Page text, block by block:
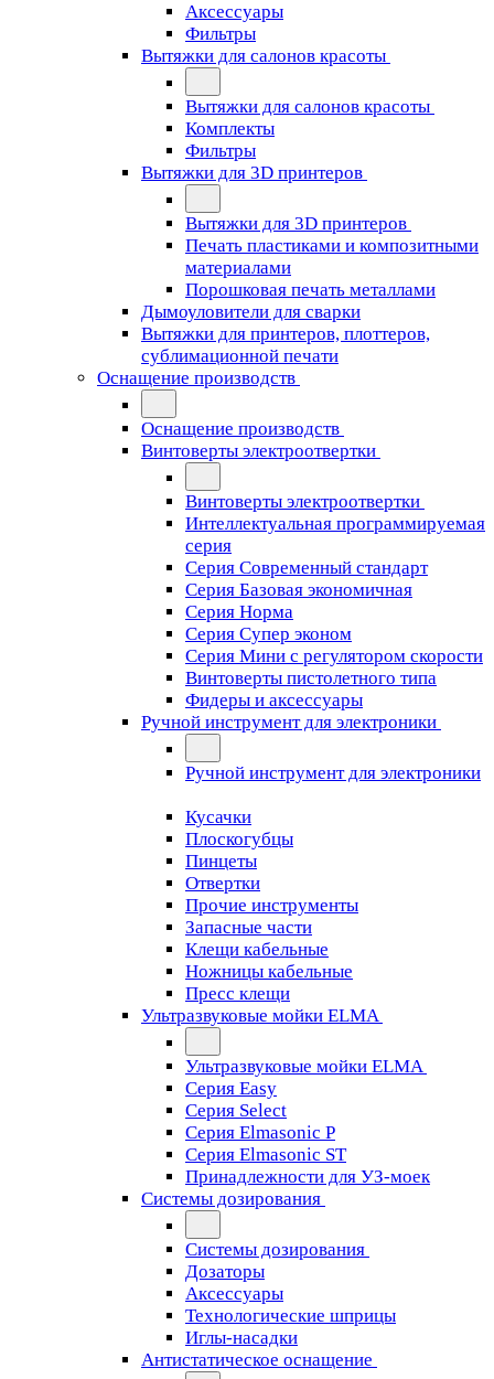
Аксессуары
Фильтры
Вытяжки для салонов красоты
Вытяжки для салонов красоты
Комплекты
Фильтры
Вытяжки для 3D принтеров
Вытяжки для 3D принтеров
Печать пластиками и композитными
материалами
Порошковая печать металлами
Дымоуловители для сварки
Вытяжки для принтеров, плоттеров,
сублимационной печати
Оснащение производств
Оснащение производств
Винтоверты электроотвертки
Винтоверты электроотвертки
Интеллектуальная программируемая
серия
Серия Современный стандарт
Серия Базовая экономичная
Серия Норма
Серия Cупер эконом
Серия Мини с регулятором скорости
Винтоверты пистолетного типа
Фидеры и аксессуары
Ручной инструмент для электроники
Ручной инструмент для электроники
Кусачки
Плоскогубцы
Пинцеты
Отвертки
Прочие инструменты
Запасные части
Клещи кабельные
Ножницы кабельные
Пресс клещи
Ультразвуковые мойки ELMA
Ультразвуковые мойки ELMA
Серия Easy
Серия Select
Серия Elmasonic P
Серия Elmasonic ST
Принадлежности для УЗ-моек
Системы дозирования
Системы дозирования
Дозаторы
Аксессуары
Технологические шприцы
Иглы-насадки
Антистатическое оснащение